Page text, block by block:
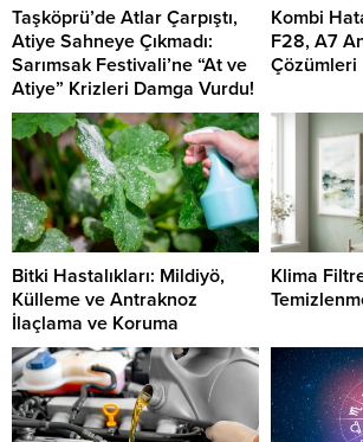
Taşköprü’de Atlar Çarpıştı,
Atiye Sahneye Çıkmadı:
Sarımsak Festivali’ne “At ve
Atiye” Krizleri Damga Vurdu!
Kombi
F28, A7
Çözümleri
Bitki Hastalıkları: Mildiyö,
Külleme ve Antraknoz
İlaçlama ve Koruma
Klima